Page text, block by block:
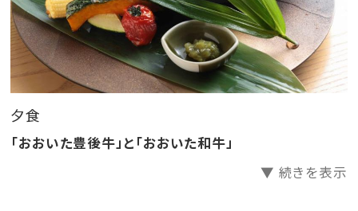
■ 御案内 ■
--当プランでご連泊のお客様へ--
ご連泊のお客様は2泊目のご夕食はステーキ会席で
はなく特別ご連泊メニューになります。
連泊でおおいた和牛しゃぶしゃぶ会席をご希望の場
合はご到着日3日前までにご連絡ください。
夕食
「おおいた豊後牛」と「おおいた和牛」
▼ 続きを表示